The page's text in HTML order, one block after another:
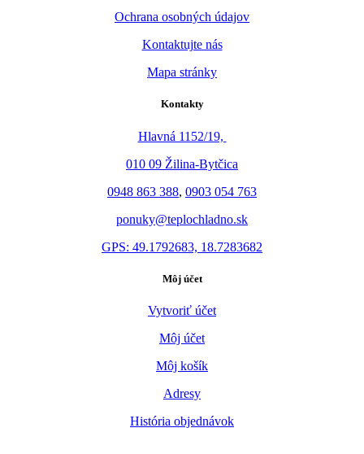
Ochrana osobných údajov
Kontaktujte nás
Mapa stránky
Kontakty
Hlavná 1152/19,
010 09 Žilina-Bytčica
0948 863 388, 0903 054 763
ponuky@teplochladno.sk
GPS: 49.1792683, 18.7283682
Môj účet
Vytvoriť účet
Môj účet
Môj košík
Adresy
História objednávok